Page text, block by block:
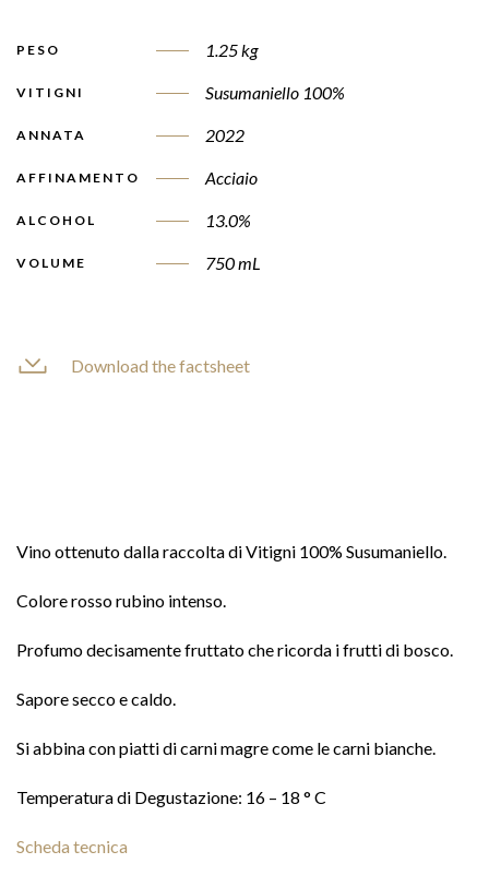
PESO 1.25 kg
VITIGNI Susumaniello 100%
ANNATA 2022
AFFINAMENTO Acciaio
ALCOHOL 13.0%
VOLUME 750 mL
Download the factsheet
Vino ottenuto dalla raccolta di Vitigni 100% Susumaniello.
Colore rosso rubino intenso.
Profumo decisamente fruttato che ricorda i frutti di bosco.
Sapore secco e caldo.
Si abbina con piatti di carni magre come le carni bianche.
Temperatura di Degustazione: 16 – 18 ° C
Scheda tecnica